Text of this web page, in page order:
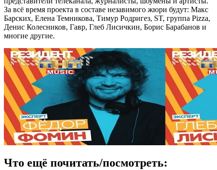
За всё время проекта в составе незавимого жюри будут: Макс
Барских, Елена Темникова, Тимур Родригез, ST, группа Pizza,
Денис Колесников, Гавр, Глеб Лисичкин, Борис Барабанов и
многие другие.
Что ещё почитать/посмотреть: